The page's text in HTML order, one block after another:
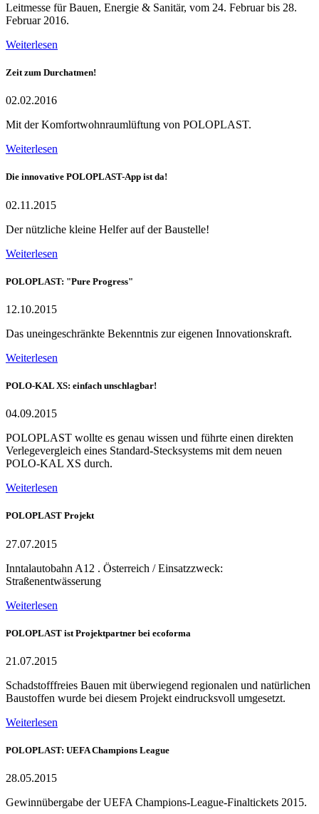
Leitmesse für Bauen, Energie & Sanitär, vom 24. Februar bis 28.
Februar 2016.
Weiterlesen
Zeit zum Durchatmen!
02.02.2016
Mit der Komfortwohnraumlüftung von POLOPLAST.
Weiterlesen
Die innovative POLOPLAST-App ist da!
02.11.2015
Der nützliche kleine Helfer auf der Baustelle!
Weiterlesen
POLOPLAST: "Pure Progress"
12.10.2015
Das uneingeschränkte Bekenntnis zur eigenen Innovationskraft.
Weiterlesen
POLO-KAL XS: einfach unschlagbar!
04.09.2015
POLOPLAST wollte es genau wissen und führte einen direkten
Verlegevergleich eines Standard-Stecksystems mit dem neuen
POLO-KAL XS durch.
Weiterlesen
POLOPLAST Projekt
27.07.2015
Inntalautobahn A12 . Österreich / Einsatzzweck:
Straßenentwässerung
Weiterlesen
POLOPLAST ist Projektpartner bei ecoforma
21.07.2015
Schadstofffreies Bauen mit überwiegend regionalen und natürlichen
Baustoffen wurde bei diesem Projekt eindrucksvoll umgesetzt.
Weiterlesen
POLOPLAST: UEFA Champions League
28.05.2015
Gewinnübergabe der UEFA Champions-League-Finaltickets 2015.